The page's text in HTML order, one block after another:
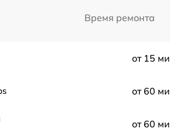
Время ремонта
от 15
от 60
от 60